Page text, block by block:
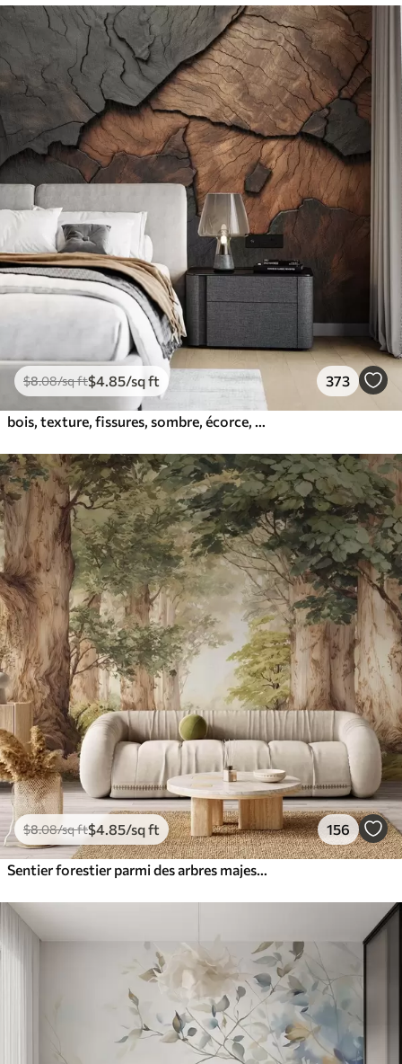
$8.08/sq ft$4 .85/sq ft 373
$8.08/sq ft$4 .85/sq ft 156